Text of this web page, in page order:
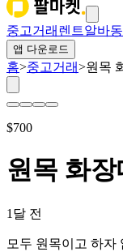
중고거래 렌트알바
앱 다운로드
홈>중고거래>원목
$700
원목 화
1달 전
모두 원목이고 하자